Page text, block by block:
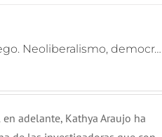
El circuito del desapego. Neoliberalismo, democratización y lazo social
adelante, Kathya Araujo ha